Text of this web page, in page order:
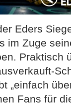
Eders
im Zuge
Praktisch
„einfach
Fans für